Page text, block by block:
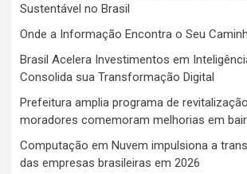
Sustentável no Brasil
Onde a Informação Encontra o Seu
Brasil Acelera Investimentos em
Consolida sua Transformação Digital
Prefeitura amplia programa de
moradores comemoram melhorias em
Computação em Nuvem impulsiona a
das empresas brasileiras em 2026